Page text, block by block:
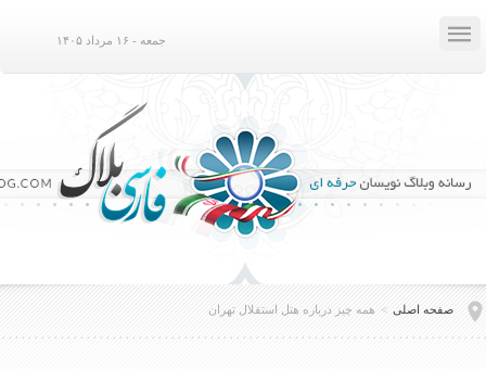
 جمعه - ۱۶ مرداد ۱۴۰۵
صفحه اصلی > همه چيز درباره هتل استقلال تهران